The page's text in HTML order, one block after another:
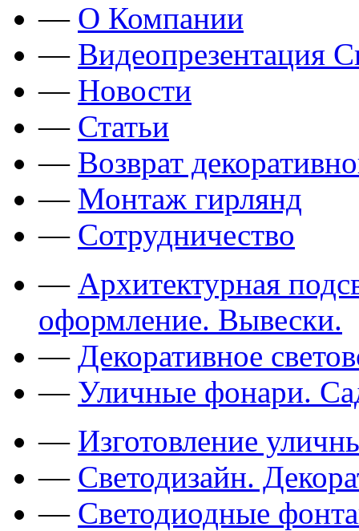
— О Компании
— Видеопрезентация
— Новости
— Статьи
— Возврат
— Монтаж гирлянд
— Сотрудничество
— Архитектурная
оформление. Вывески.
— Декоративное
— Уличные фонари.
— Изготовление
— Светодизайн.
— Светодиодные